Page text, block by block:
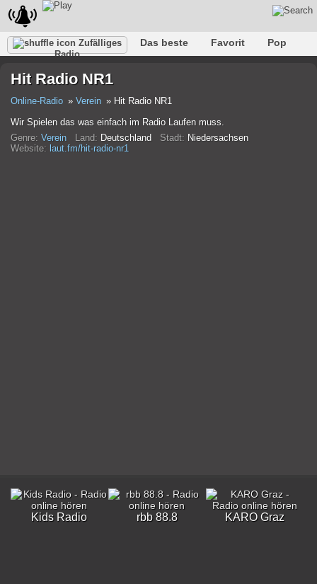
Zufälliges
Radio
Das beste Favorit
Pop
Rap
Trans Falk
Hit Radio NR1
Online-Radio Verein
Hit Radio NR1
Wir Spielen das was einfach im Radio Laufen muss.
Genre: Verein Land: Deutschland Stadt: Niedersachsen
Website: laut.fm/hit-radio-nr1
Kids Radio rbb 88.8 KARO Graz